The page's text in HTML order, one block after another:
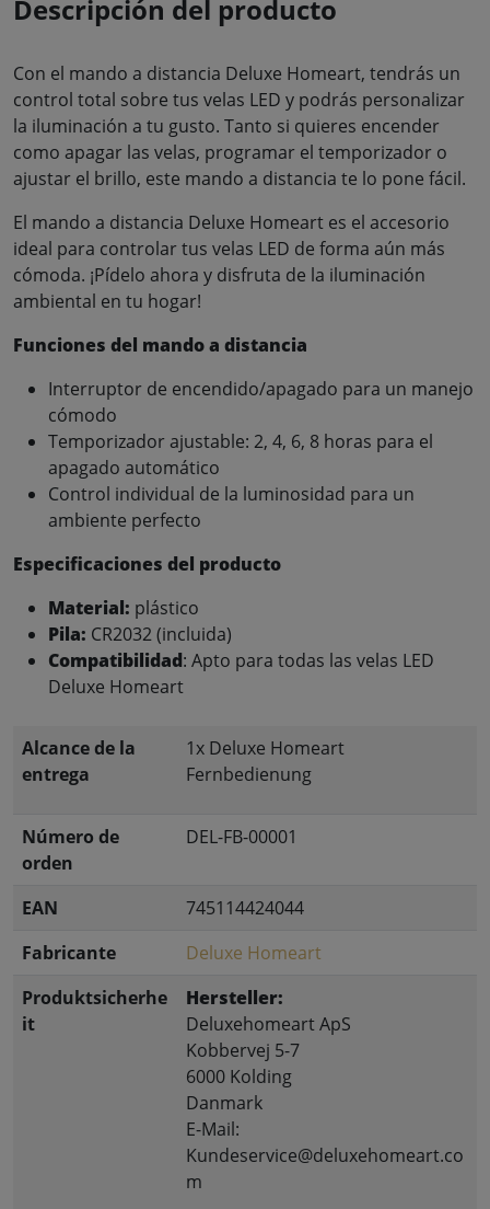
Descripción del producto
Con el mando a distancia Deluxe Homeart, tendrás un
control total sobre tus velas LED y podrás personalizar
la iluminación a tu gusto. Tanto si quieres encender
como apagar las velas, programar el temporizador o
ajustar el brillo, este mando a distancia te lo pone fácil.
El mando a distancia Deluxe Homeart es el accesorio
ideal para controlar tus velas LED de forma aún más
cómoda. ¡Pídelo ahora y disfruta de la iluminación
ambiental en tu hogar!
Funciones del mando a distancia
Interruptor de encendido/apagado para un manejo
cómodo
Temporizador ajustable: 2, 4, 6, 8 horas para el
apagado automático
Control individual de la luminosidad para un
ambiente perfecto
Especificaciones del producto
Material: plástico
Pila: CR2032 (incluida)
Compatibilidad: Apto para todas las velas LED
Deluxe Homeart
Alcance de la
entrega
1x Deluxe Homeart
Fernbedienung
Número de
orden
DEL-FB-00001
EAN
745114424044
Fabricante
Deluxe Homeart
Produktsicherhe
it
Hersteller:
Deluxehomeart ApS
Kobbervej 5-7
6000 Kolding
Danmark
E-Mail:
Kundeservice@deluxehomeart.co
m